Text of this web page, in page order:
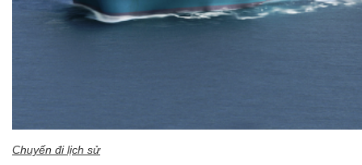
Chuyến đi lịch sử